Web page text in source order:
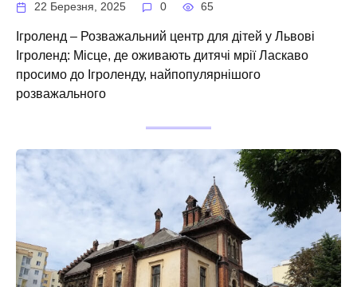
22 Березня, 2025 0 65
Ігроленд – Розважальний центр для дітей у Львові
Ігроленд: Місце, де оживають дитячі мрії Ласкаво
просимо до Ігроленду, найпопулярнішого
розважального